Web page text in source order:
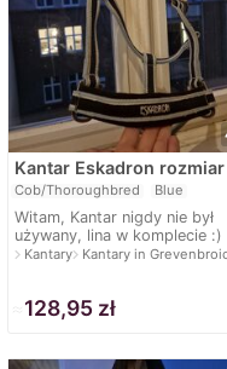
Kantar Eskadron rozmiar
Cob/Thoroughbred Blue
Witam, Kantar nigdy nie był
używany, lina w komplecie :)
navigate_nextKantarynavigate_nextKantary in
128,95 zł